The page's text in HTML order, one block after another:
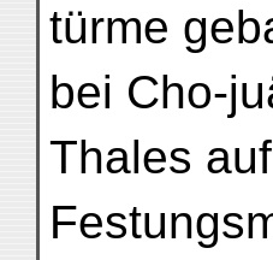
türme
bei Cho-
Thales